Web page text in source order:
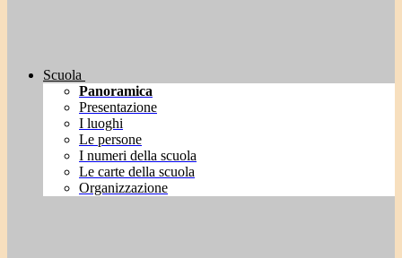
Scuola
Panoramica
Presentazione
I luoghi
Le persone
I numeri della scuola
Le carte della scuola
Organizzazione